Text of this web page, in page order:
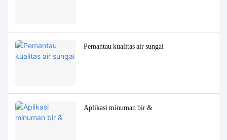
Pemantau kualitas air sungai
Aplikasi minuman bir &